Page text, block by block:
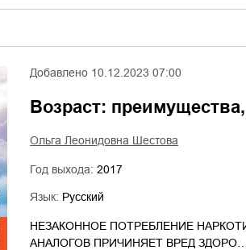
Добавлено 10.12.2023 07:00
Возраст:
Ольга Леонидовна Шестова
Год выхода: 2017
Язык: Русский
НЕЗАКОННОЕ ПОТРЕБЛЕНИЕ
АНАЛОГОВ ПРИЧИНЯЕТ ВРЕД ЗДОРО…